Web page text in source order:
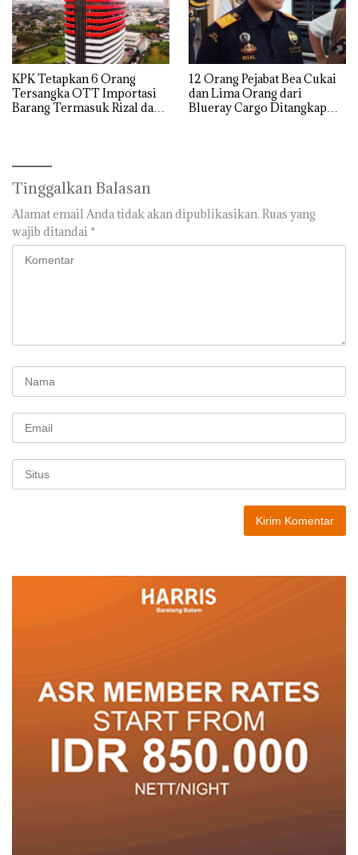
KPK Tetapkan 6 Orang
Tersangka OTT Importasi
Barang Termasuk Rizal dan
12 Orang Pejabat Bea Cukai
dan Lima Orang dari
Blueray Cargo Ditangkap
Tinggalkan Balasan
Alamat email Anda tidak akan dipublikasikan. Ruas yang
wajib ditandai *